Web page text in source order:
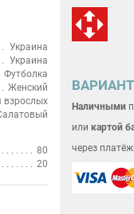
Украина
Украина
Футболка
Женский
взрослых
80
20
Наличными
или картой
через